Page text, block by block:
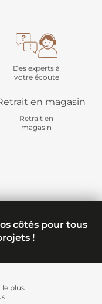
Des experts à
votre écoute
Retrait en
magasin
côtés pour tous
!
le plus